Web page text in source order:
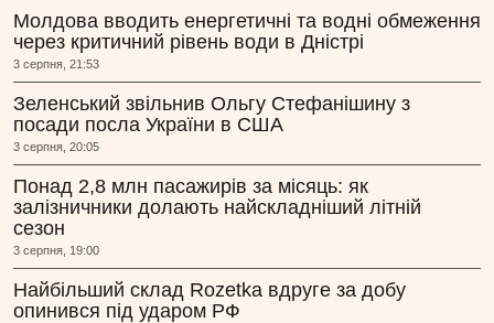
Молдова вводить енергетичні та водні обмеження
через критичний рівень води в Дністрі
3 серпня, 21:53
Зеленський звільнив Ольгу Стефанішину з
посади посла України в США
3 серпня, 20:05
Понад 2,8 млн пасажирів за місяць: як
залізничники долають найскладніший літній
сезон
3 серпня, 19:00
Найбільший склад Rozetka вдруге за добу
опинився під ударом РФ